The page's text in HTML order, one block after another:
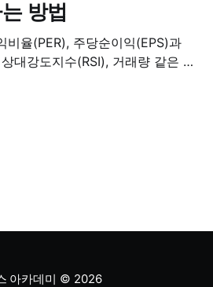
방법
비율(PER), 주당순이익(EPS)과
대강도지수(RSI), 거래량 같은 기
단하는 과정입니다. 하나의 지표
아카데미 © 2026